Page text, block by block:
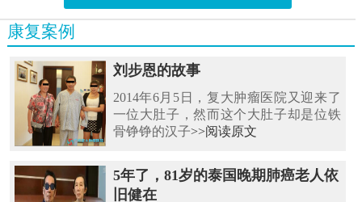
康复案例
刘步恩的故事
2014年6月5日，复大肿瘤医院又迎来了
一位大肚子，然而这个大肚子却是位铁
骨铮铮的汉子>>阅读原文
5年了，81岁的泰国晚期肺癌老人依
旧健在